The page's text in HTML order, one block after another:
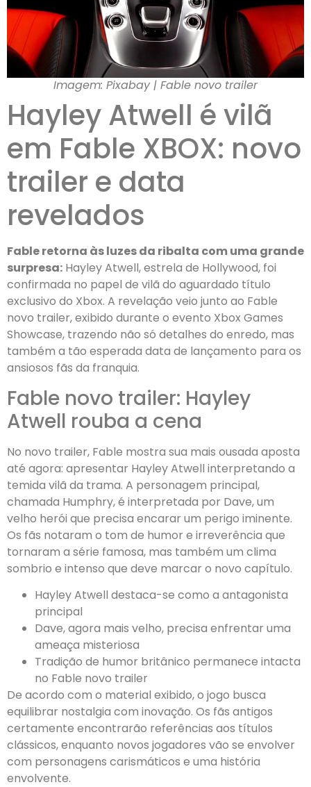
Imagem: Pixabay | Fable novo trailer
Hayley Atwell é vilã
em Fable XBOX: novo
trailer e data
revelados
Fable retorna às luzes da ribalta com uma grande
surpresa: Hayley Atwell, estrela de Hollywood, foi
confirmada no papel de vilã do aguardado título
exclusivo do Xbox. A revelação veio junto ao Fable
novo trailer, exibido durante o evento Xbox Games
Showcase, trazendo não só detalhes do enredo, mas
também a tão esperada data de lançamento para os
ansiosos fãs da franquia.
Fable novo trailer: Hayley
Atwell rouba a cena
No novo trailer, Fable mostra sua mais ousada aposta
até agora: apresentar Hayley Atwell interpretando a
temida vilã da trama. A personagem principal,
chamada Humphry, é interpretada por Dave, um
velho herói que precisa encarar um perigo iminente.
Os fãs notaram o tom de humor e irreverência que
tornaram a série famosa, mas também um clima
sombrio e intenso que deve marcar o novo capítulo.
Hayley Atwell destaca-se como a antagonista
principal
Dave, agora mais velho, precisa enfrentar uma
ameaça misteriosa
Tradição de humor britânico permanece intacta
no Fable novo trailer
De acordo com o material exibido, o jogo busca
equilibrar nostalgia com inovação. Os fãs antigos
certamente encontrarão referências aos títulos
clássicos, enquanto novos jogadores vão se envolver
com personagens carismáticos e uma história
envolvente.